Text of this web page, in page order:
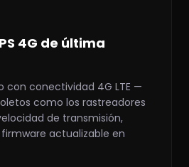
4G de última
con conectividad 4G LTE —
como los rastreadores
de transmisión,
actualizable en